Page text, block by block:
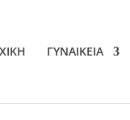
ΓΥΝΑΙΚΕΙΑ